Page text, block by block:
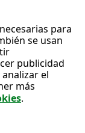
para
se usan
publicidad
el
más
.